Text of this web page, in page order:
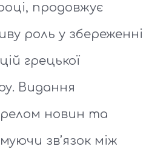
продовжує
роль у збереженні
грецької
Видання
новин та
зв’язок між